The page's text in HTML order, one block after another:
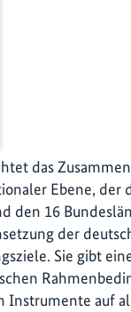
das
Ebene, der
den 16
der
Sie gibt
Instrumente auf